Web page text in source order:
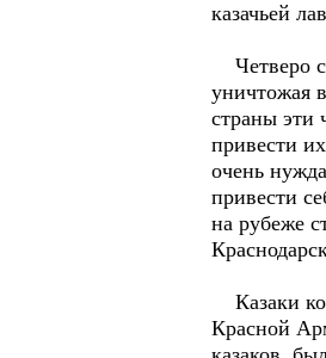
казачьей
Четверо
уничтожая
страны эти
привести
очень
привести
на рубеже
Казаки
Красной